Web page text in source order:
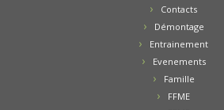
Contacts
Démontage
Entrainement
Evenements
Famille
FFME